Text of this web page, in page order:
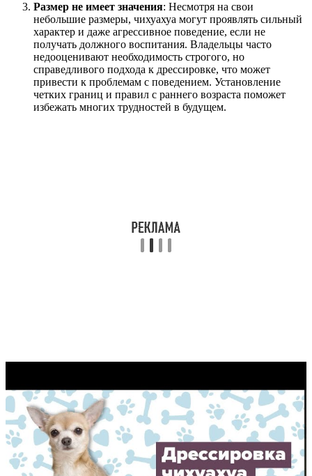
Размер не имеет значения: Несмотря на свои
небольшие размеры, чихуахуа могут проявлять сильный
характер и даже агрессивное поведение, если не
получать должного воспитания. Владельцы часто
недооценивают необходимость строгого, но
справедливого подхода к дрессировке, что может
привести к проблемам с поведением. Установление
четких границ и правил с раннего возраста поможет
избежать многих трудностей в будущем.